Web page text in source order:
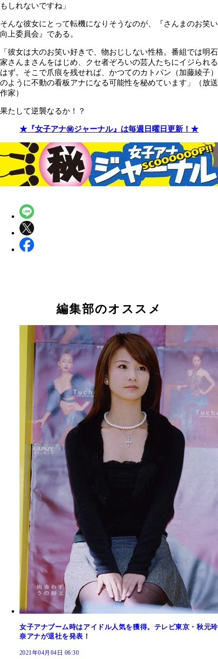
もしれないですね」
そんな彼女にとって転機になりそうなのが、『さんまのお笑い
向上委員会』である。
「彼女は大のお笑い好きで、物おじしない性格。番組では明石
家さんまさんをはじめ、クセ者ぞろいの芸人たちにイジられる
はず。そこで爪痕を残せれば、かつてのカトパン（加藤綾子）
のように不動の看板アナになる可能性を秘めています」（放送
作家）
果たして逆襲なるか！？
★『女子アナ㊙ジャーナル』は毎週日曜日更新！★
編集部のオススメ
女子アナブーム時はアイドル人気を獲得。テレビ東京・秋元玲
奈アナが退社を発表！
2021年04月04日 06:30